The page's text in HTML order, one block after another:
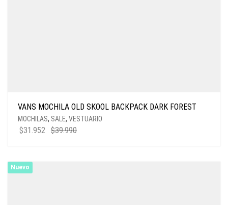
VANS MOCHILA OLD SKOOL BACKPACK DARK FOREST
MOCHILAS, SALE, VESTUARIO
$39.990
$31.952
Nuevo